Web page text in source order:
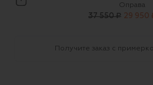
Haffmans
Оправа
37 550 ₽ 29 950
Получите заказ с